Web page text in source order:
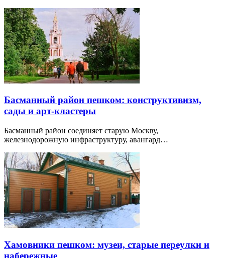
Басманный район пешком: конструктивизм,
сады и арт-кластеры
Басманный район соединяет старую Москву,
железнодорожную инфраструктуру, авангард…
Хамовники пешком: музеи, старые переулки и
набережные